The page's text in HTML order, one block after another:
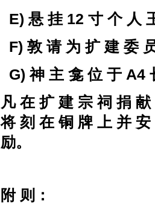
E) 悬 挂 12 寸 个 人
F) 敦 请 为 扩 建 委
G) 神 主 龛 位 于 A4
凡 在 扩 建 宗 祠 捐 献
将 刻 在 铜 牌 上 并
励。
附 则 ：